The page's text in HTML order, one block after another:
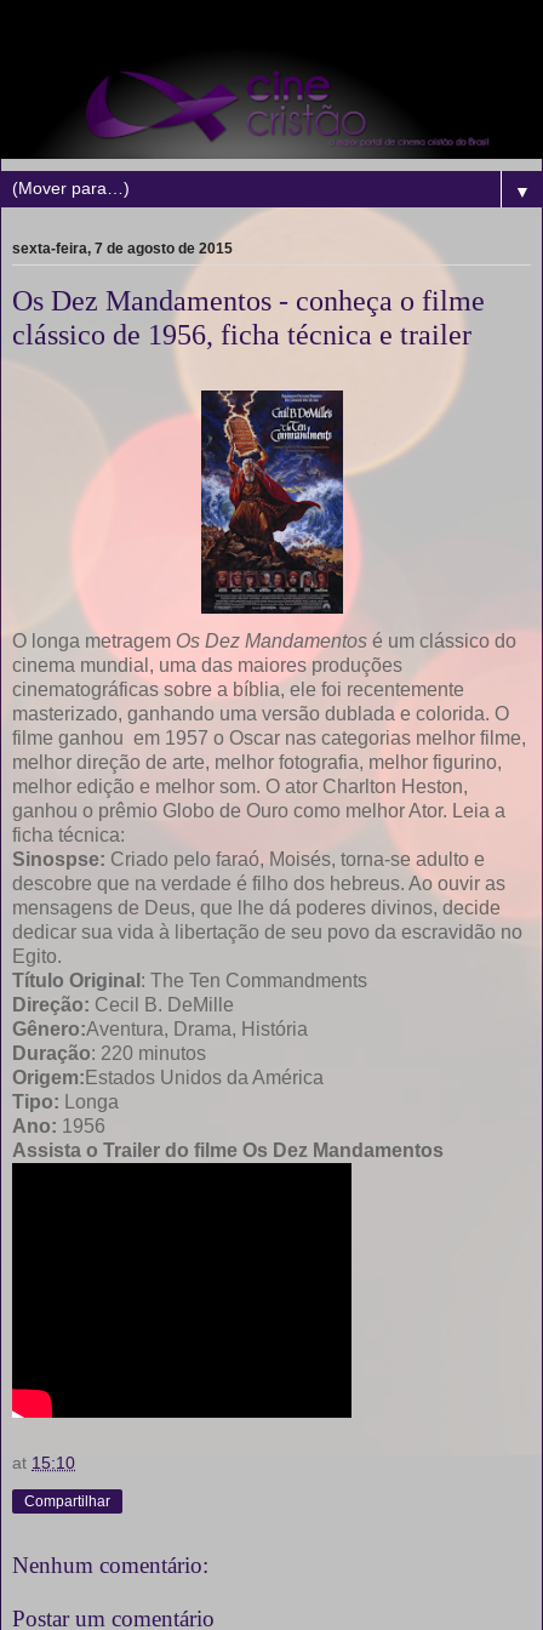
▼
sexta-feira, 7 de agosto de 2015
Os Dez Mandamentos - conheça o filme
clássico de 1956, ficha técnica e trailer
O longa metragem Os Dez Mandamentos é um clássico do
cinema mundial, uma das maiores produções
cinematográficas sobre a bíblia, ele foi recentemente
masterizado, ganhando uma versão dublada e colorida. O
filme ganhou em 1957 o Oscar nas categorias melhor filme,
melhor direção de arte, melhor fotografia, melhor figurino,
melhor edição e melhor som. O ator Charlton Heston,
ganhou o prêmio Globo de Ouro como melhor Ator. Leia a
ficha técnica:
Sinospse: Criado pelo faraó, Moisés, torna-se adulto e
descobre que na verdade é filho dos hebreus. Ao ouvir as
mensagens de Deus, que lhe dá poderes divinos, decide
dedicar sua vida à libertação de seu povo da escravidão no
Egito.
Título Original : The Ten Commandments
Direção: Cecil B. DeMille
Gênero:Aventura, Drama, História
Duração: 220 minutos
Origem: Estados Unidos da América
Tipo:
Longa
Ano: 1956
Assista o Trailer do filme Os Dez Mandamentos
at 15:10
Compartilhar
Nenhum comentário:
Postar um comentário